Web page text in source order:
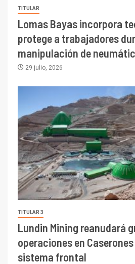
TITULAR
Lomas Bayas incorpora
protege a trabajadores
manipulación de
29 julio, 2026
TITULAR 3
Lundin Mining reanudará
operaciones en
sistema frontal